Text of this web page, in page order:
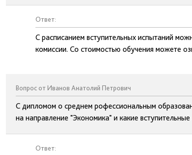
Ответ:
С расписанием вступительных испытаний
комиссии. Со стоимостью обучения можете
Вопрос от Иванов Анатолий Петрович
С дипломом о среднем рофессиональным
на направление "Экономика" и какие
Ответ: